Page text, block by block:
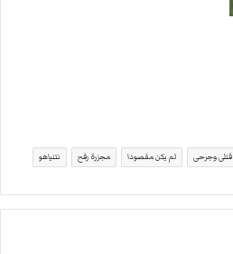
قتلى وجرحى لم يكن مقصودا مجزرة رفح نتنياهو